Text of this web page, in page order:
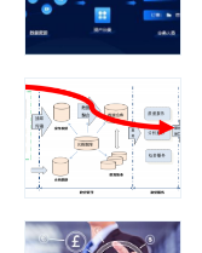
服务
关于亿信
400-0011-866